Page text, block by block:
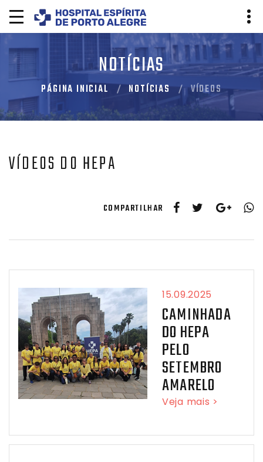
NOTÍCIAS
PÁGINA INICIAL NOTÍCIAS VÍDEOS
VÍDEOS DO HEPA
COMPARTILHAR
15.09.2025
CAMINHADA
DO HEPA
PELO
SETEMBRO
AMARELO
Veja mais >